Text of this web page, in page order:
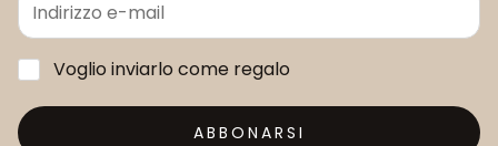
Voglio inviarlo come regalo
ABBONARSI